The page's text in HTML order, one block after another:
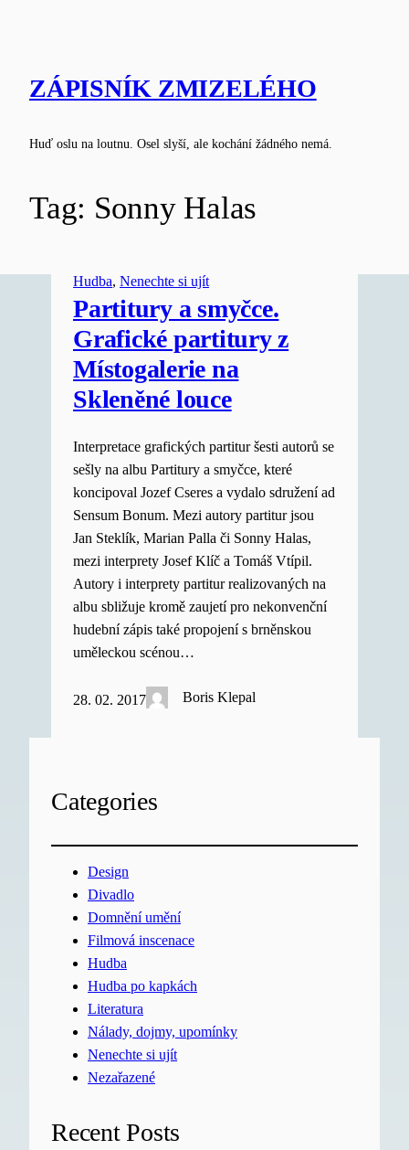
ZÁPISNÍK ZMIZELÉHO
Huď oslu na loutnu. Osel slyší, ale kochání žádného nemá.
Tag: Sonny Halas
Hudba, Nenechte si ujít
Partitury a smyčce.
Grafické partitury z
Místogalerie na
Skleněné louce
Interpretace grafických partitur šesti autorů se
sešly na albu Partitury a smyčce, které
koncipoval Jozef Cseres a vydalo sdružení ad
Sensum Bonum. Mezi autory partitur jsou
Jan Steklík, Marian Palla či Sonny Halas,
mezi interprety Josef Klíč a Tomáš Vtípil.
Autory i interprety partitur realizovaných na
albu sbližuje kromě zaujetí pro nekonvenční
hudební zápis také propojení s brněnskou
uměleckou scénou…
28. 02. 2017 Boris Klepal
Categories
Design
Divadlo
Domnění umění
Filmová inscenace
Hudba
Hudba po kapkách
Literatura
Nálady, dojmy, upomínky
Nenechte si ujít
Nezařazené
Recent Posts